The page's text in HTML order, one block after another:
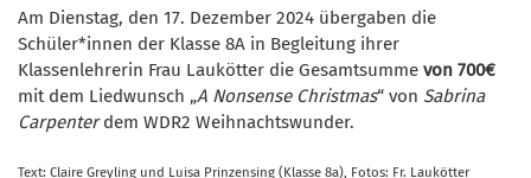
Am Dienstag, den 17. Dezember 2024 übergaben die
Schüler*innen der Klasse 8A in Begleitung ihrer
Klassenlehrerin Frau Laukötter die Gesamtsumme von 700€
mit dem Liedwunsch „A Nonsense Christmas“ von Sabrina
Carpenterdem WDR2 Weihnachtswunder.
Text: Claire Greyling und Luisa Prinzensing (Klasse 8a), Fotos: Fr. Laukötter